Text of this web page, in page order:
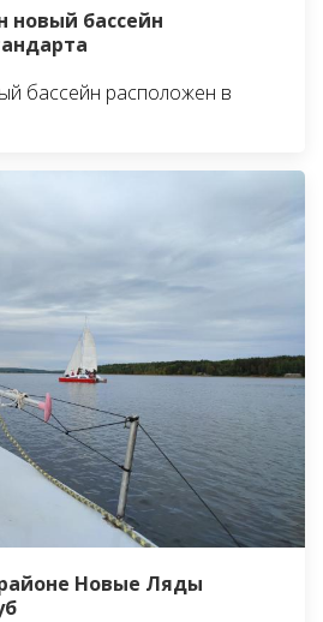
новый бассейн
бассейн расположен в
Новые Ляды